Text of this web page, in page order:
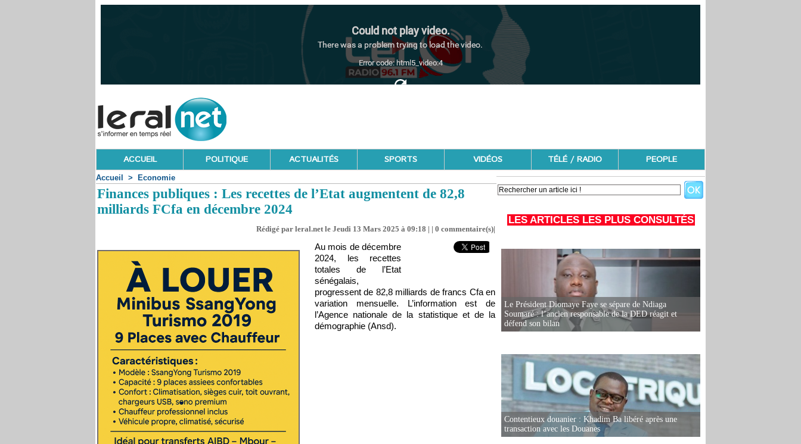
ACCUEIL POLITIQUE ACTUALITÉS SPORTS VIDÉOS TÉLÉ / RADIO PEOPLE
Accueil > Economie
Finances publiques : Les recettes de l’Etat augmentent de 82,8
milliards FCfa en décembre 2024
Rédigé par leral.net le Jeudi 13 Mars 2025 à 09:18 | | 0 commentaire(s)|
Au mois de décembre
2024, les recettes
totales de l’Etat
sénégalais,
progressent de 82,8 milliards de francs Cfa en
variation mensuelle. L’information est de
l’Agence nationale de la statistique et de la
démographie (Ansd).
LES ARTICLES LES PLUS CONSULTÉS
Le Président Diomaye Faye se sépare de Ndiaga
Soumaré : l’ancien responsable de la DED réagit et
défend son bilan
Contentieux douanier : Khadim Ba libéré après une
transaction avec les Douanes